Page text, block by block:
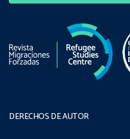
DERECHOS DE AUTOR